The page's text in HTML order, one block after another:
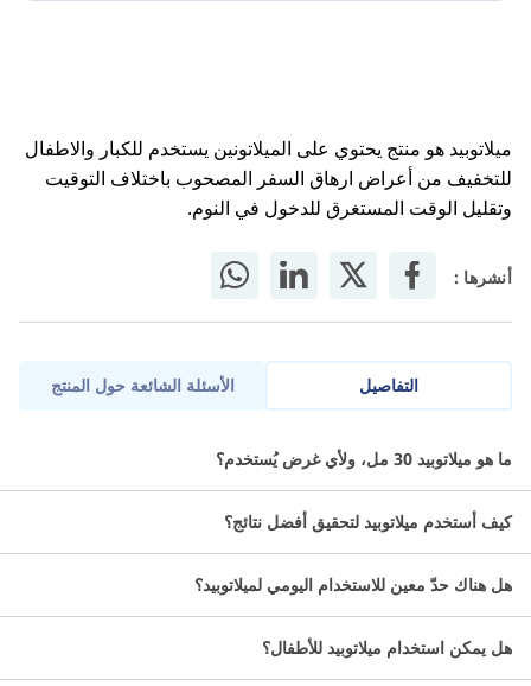
ميلاتوبيد هو منتج يحتوي على الميلاتونين يستخدم للكبار والاطفال
للتخفيف من أعراض ارهاق السفر المصحوب باختلاف التوقيت
وتقليل الوقت المستغرق للدخول في النوم.
أنشرها :
التفاصيل
ميلاتوبيد هو منتج يحتوي على الميلاتونين يستخدم للكبار والاطفال.
معلومات عن ميلاتوبيد:
ما استخدامات ميلاتوبيد 30 مل؟
الأسئلة الشائعة حول المنتج
ما هو ميلاتوبيد 30 مل، ولأي غرض يُستخدم؟
كيف أستخدم ميلاتوبيد لتحقيق أفضل نتائج؟
هل هناك حدّ معين للاستخدام اليومي لميلاتوبيد؟
هل يمكن استخدام ميلاتوبيد للأطفال؟